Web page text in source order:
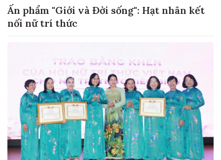
Ấn phẩm "Giới và Đời sống": Hạt nhân kết
nối nữ trí thức